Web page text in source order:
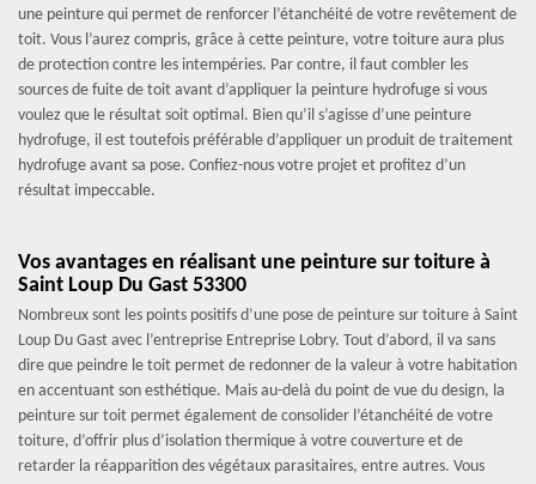
une peinture qui permet de renforcer l’étanchéité de votre revêtement de
toit. Vous l’aurez compris, grâce à cette peinture, votre toiture aura plus
de protection contre les intempéries. Par contre, il faut combler les
sources de fuite de toit avant d’appliquer la peinture hydrofuge si vous
voulez que le résultat soit optimal. Bien qu’il s’agisse d’une peinture
hydrofuge, il est toutefois préférable d’appliquer un produit de traitement
hydrofuge avant sa pose. Confiez-nous votre projet et profitez d’un
résultat impeccable.
Vos avantages en réalisant une peinture sur toiture à
Saint Loup Du Gast 53300
Nombreux sont les points positifs d’une pose de peinture sur toiture à Saint
Loup Du Gast avec l’entreprise Entreprise Lobry. Tout d’abord, il va sans
dire que peindre le toit permet de redonner de la valeur à votre habitation
en accentuant son esthétique. Mais au-delà du point de vue du design, la
peinture sur toit permet également de consolider l’étanchéité de votre
toiture, d’offrir plus d’isolation thermique à votre couverture et de
retarder la réapparition des végétaux parasitaires, entre autres. Vous